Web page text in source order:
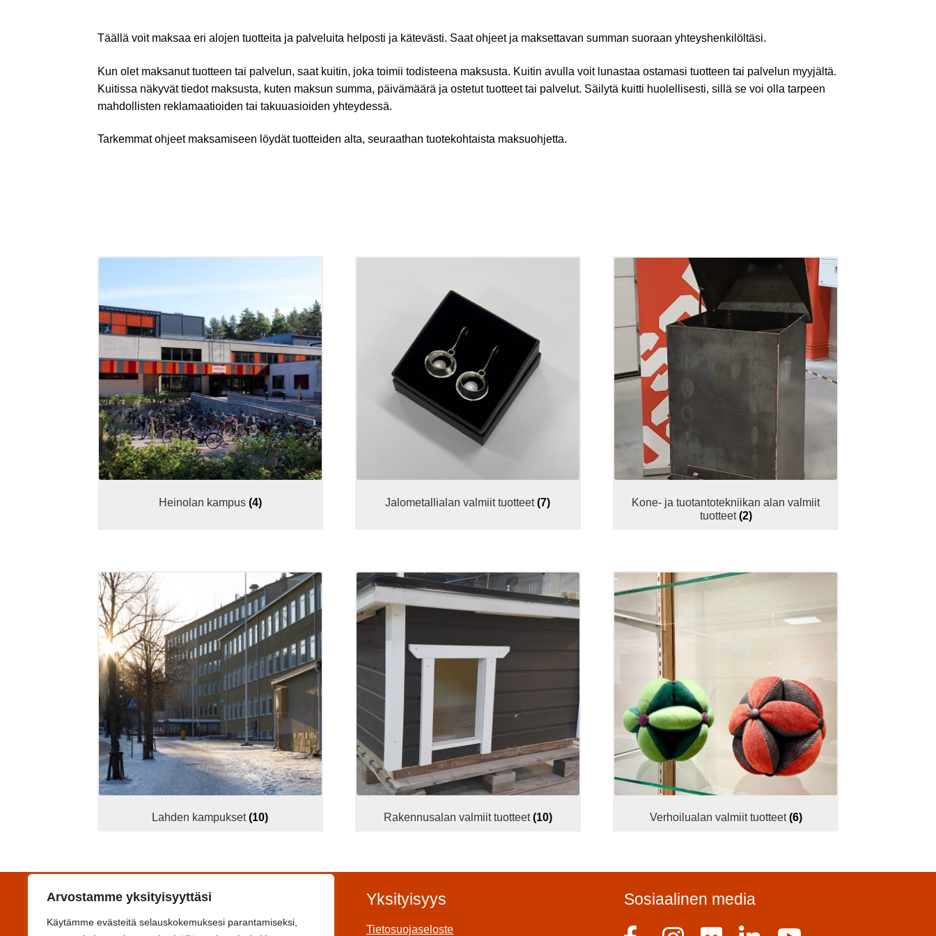
Arvostamme yksityisyyttäsi
Käytämme evästeitä selauskokemuksesi parantamiseksi,
Täällä voit maksaa eri alojen tuotteita ja palveluita helposti ja kätevästi. Saat ohjeet ja maksettavan summan suoraan yhteyshenkilöltäsi.
Kun olet maksanut tuotteen tai palvelun, saat kuitin, joka toimii todisteena maksusta. Kuitin avulla voit lunastaa ostamasi tuotteen tai palvelun myyjältä.
Kuitissa näkyvät tiedot maksusta, kuten maksun summa, päivämäärä ja ostetut tuotteet tai palvelut. Säilytä kuitti huolellisesti, sillä se voi olla tarpeen
mahdollisten reklamaatioiden tai takuuasioiden yhteydessä.
Tarkemmat ohjeet maksamiseen löydät tuotteiden alta, seuraathan tuotekohtaista maksuohjetta.
Heinolan kampus (4) Jalometallialan valmiit tuotteet(7)
Kone- ja tuotantotekniikan alan valmiit
tuotteet(2)
Lahden kampukset(10) Rakennusalan valmiit tuotteet(10) Verhoilualan valmiit tuotteet(6)
Yhteystiedot
Koulutuskeskus Salpaus -kuntayhtymä
Yksityisyys
Tietosuojaseloste
Sosiaalinen media